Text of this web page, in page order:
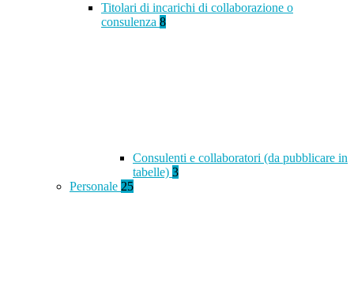
Titolari di incarichi di collaborazione o
consulenza 8
Consulenti e collaboratori (da pubblicare in
tabelle) 3
Personale 25